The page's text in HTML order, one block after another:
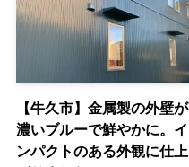
【牛久市】金属製の外壁が
濃いブルーで鮮やかに。イ
ンパクトのある外観に仕上